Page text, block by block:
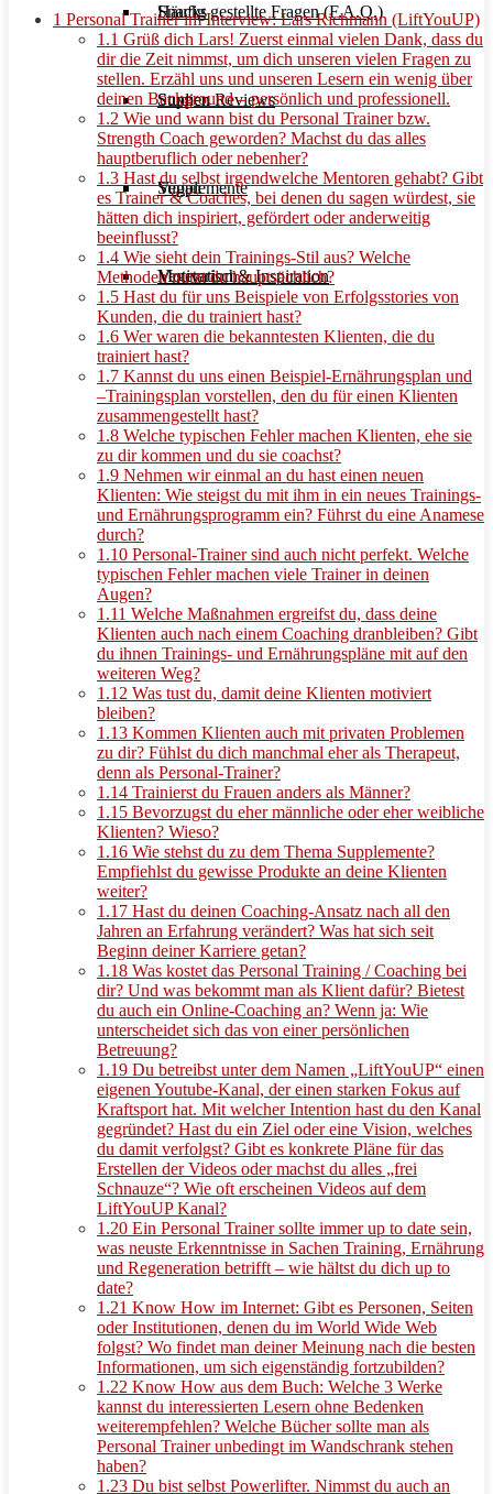
Häufig gestellte Fragen (F.A.Q.)
Studien Reviews
Supplemente
Motivation & Inspiration
Snacks
Suppen
Vegan
Vegetarisch
1 Personal Trainer im Interview: Lars Richmann (LiftYouUP)
1.1 Grüß dich Lars! Zuerst einmal vielen Dank, dass du
dir die Zeit nimmst, um dich unseren vielen Fragen zu
stellen. Erzähl uns und unseren Lesern ein wenig über
deinen Background – persönlich und professionell.
1.2 Wie und wann bist du Personal Trainer bzw.
Strength Coach geworden? Machst du das alles
hauptberuflich oder nebenher?
1.3 Hast du selbst irgendwelche Mentoren gehabt? Gibt
es Trainer & Coaches, bei denen du sagen würdest, sie
hätten dich inspiriert, gefördert oder anderweitig
beeinflusst?
1.4 Wie sieht dein Trainings-Stil aus? Welche
Methoden nutzt du hauptsächlich?
1.5 Hast du für uns Beispiele von Erfolgsstories von
Kunden, die du trainiert hast?
1.6 Wer waren die bekanntesten Klienten, die du
trainiert hast?
1.7 Kannst du uns einen Beispiel-Ernährungsplan und
–Trainingsplan vorstellen, den du für einen Klienten
zusammengestellt hast?
1.8 Welche typischen Fehler machen Klienten, ehe sie
zu dir kommen und du sie coachst?
1.9 Nehmen wir einmal an du hast einen neuen
Klienten: Wie steigst du mit ihm in ein neues Trainings-
und Ernährungsprogramm ein? Führst du eine Anamese
durch?
1.10 Personal-Trainer sind auch nicht perfekt. Welche
typischen Fehler machen viele Trainer in deinen
Augen?
1.11 Welche Maßnahmen ergreifst du, dass deine
Klienten auch nach einem Coaching dranbleiben? Gibt
du ihnen Trainings- und Ernährungspläne mit auf den
weiteren Weg?
1.12 Was tust du, damit deine Klienten motiviert
bleiben?
1.13 Kommen Klienten auch mit privaten Problemen
zu dir? Fühlst du dich manchmal eher als Therapeut,
denn als Personal-Trainer?
1.14 Trainierst du Frauen anders als Männer?
1.15 Bevorzugst du eher männliche oder eher weibliche
Klienten? Wieso?
1.16 Wie stehst du zu dem Thema Supplemente?
Empfiehlst du gewisse Produkte an deine Klienten
weiter?
1.17 Hast du deinen Coaching-Ansatz nach all den
Jahren an Erfahrung verändert? Was hat sich seit
Beginn deiner Karriere getan?
1.18 Was kostet das Personal Training / Coaching bei
dir? Und was bekommt man als Klient dafür? Bietest
du auch ein Online-Coaching an? Wenn ja: Wie
unterscheidet sich das von einer persönlichen
Betreuung?
1.19 Du betreibst unter dem Namen „LiftYouUP“ einen
eigenen Youtube-Kanal, der einen starken Fokus auf
Kraftsport hat. Mit welcher Intention hast du den Kanal
gegründet? Hast du ein Ziel oder eine Vision, welches
du damit verfolgst? Gibt es konkrete Pläne für das
Erstellen der Videos oder machst du alles „frei
Schnauze“? Wie oft erscheinen Videos auf dem
LiftYouUP Kanal?
1.20 Ein Personal Trainer sollte immer up to date sein,
was neuste Erkenntnisse in Sachen Training, Ernährung
und Regeneration betrifft – wie hältst du dich up to
date?
1.21 Know How im Internet: Gibt es Personen, Seiten
oder Institutionen, denen du im World Wide Web
folgst? Wo findet man deiner Meinung nach die besten
Informationen, um sich eigenständig fortzubilden?
1.22 Know How aus dem Buch: Welche 3 Werke
kannst du interessierten Lesern ohne Bedenken
weiterempfehlen? Welche Bücher sollte man als
Personal Trainer unbedingt im Wandschrank stehen
haben?
1.23 Du bist selbst Powerlifter. Nimmst du auch an